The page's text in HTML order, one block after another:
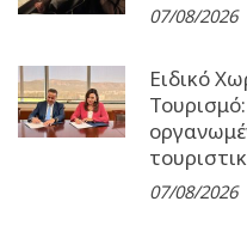
07/08/2026
Ειδικό
07/08/2026